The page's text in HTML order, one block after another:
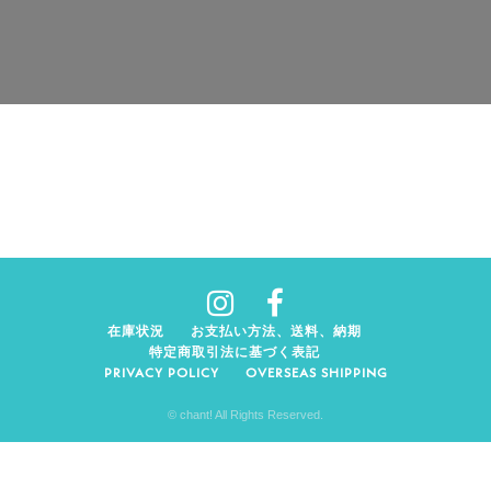
在庫状況
お支払い方法、送料、納期
特定商取引法に基づく表記
PRIVACY POLICY
OVERSEAS SHIPPING
© chant! All Rights Reserved.